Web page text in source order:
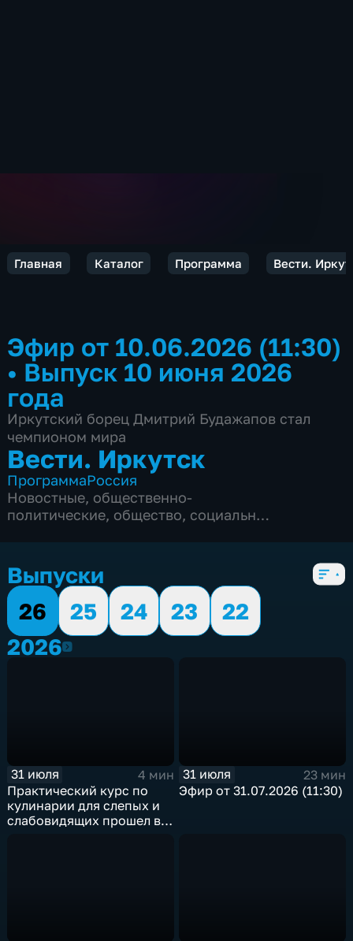
Главная Каталог Программа Вести.
Эфир от 10.06.2026 (11:30)
• Выпуск 10 июня 2026
года
Иркутский борец Дмитрий Будажапов стал
чемпионом мира
Вести. Иркутск
ПрограммаРоссия
Новостные, общественно-
политические, общество, социально-
Выпуски
26
25 24 23
22
20262026
31 июля
4 мин
Практический курс по
кулинарии для слепых и
слабовидящих прошел в
31 июля
23 мин
Эфир от 31.07.2026 (11:30)